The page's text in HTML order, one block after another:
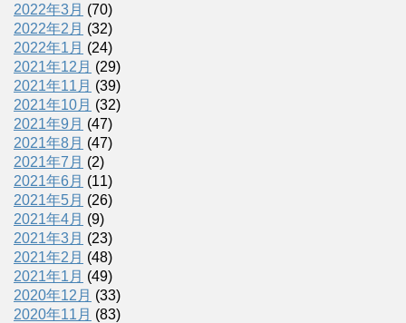
2022年3月 (70)
2022年2月 (32)
2022年1月 (24)
2021年12月 (29)
2021年11月 (39)
2021年10月 (32)
2021年9月 (47)
2021年8月 (47)
2021年7月 (2)
2021年6月 (11)
2021年5月 (26)
2021年4月 (9)
2021年3月 (23)
2021年2月 (48)
2021年1月 (49)
2020年12月 (33)
2020年11月 (83)